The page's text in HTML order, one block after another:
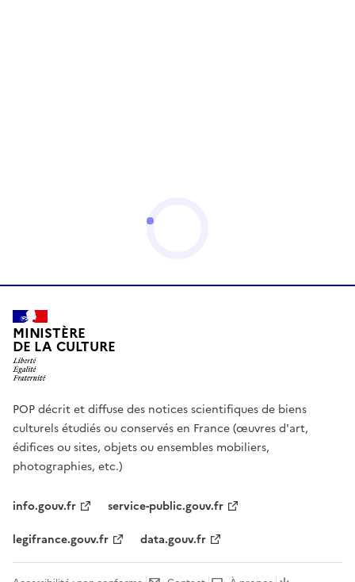
MINISTÈRE
DE LA CULTURE
POP décrit et diffuse des notices scientifiques de biens
culturels étudiés ou conservés en France (œuvres d'art,
édifices ou sites, objets ou ensembles mobiliers,
photographies, etc.)
info.gouv.fr
service-public.gouv.fr
legifrance.gouv.fr
data.gouv.fr